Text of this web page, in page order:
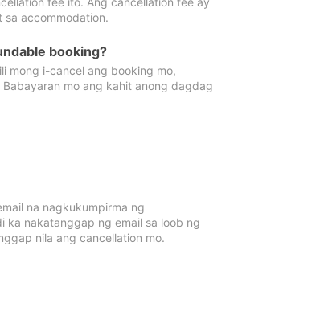
accommodation.
booking?
mong i-cancel ang booking mo,
mo ang kahit anong dagdag
na nagkukumpirma ng
ka nakatanggap ng email sa loob ng
nila ang cancellation mo.